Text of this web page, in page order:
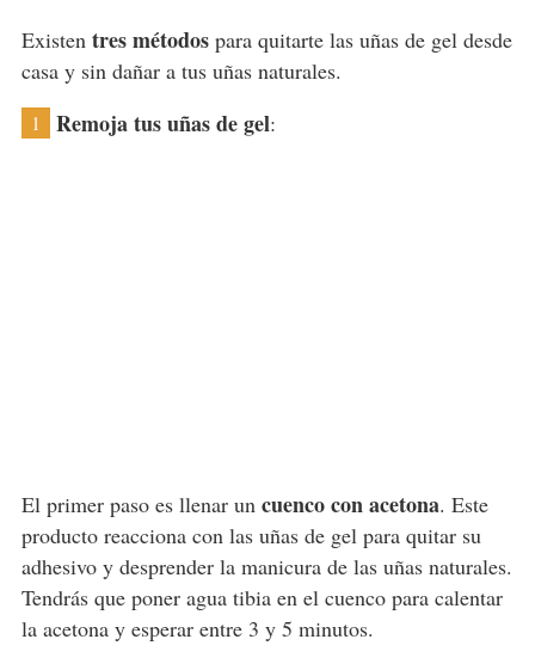
Existen tres métodospara quitarte las uñas de gel desde
casa y sin dañar a tus uñas naturales.
1 Remoja tus uñas de gel:
El primer paso es llenar un cuenco con acetona. Este
producto reacciona con las uñas de gel para quitar su
adhesivo y desprender la manicura de las uñas naturales.
Tendrás que poner agua tibia en el cuenco para calentar
la acetona y esperar entre 3 y 5 minutos.